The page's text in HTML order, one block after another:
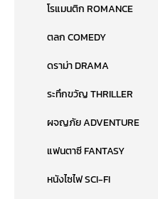
โรแมนติก ROMANCE
ตลก COMEDY
ดราม่า DRAMA
ระทึกขวัญ THRILLER
ผจญภัย ADVENTURE
แฟนตาซี FANTASY
หนังไซไฟ SCI-FI